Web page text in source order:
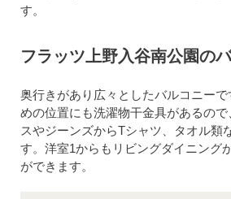
す。
フラッツ上野入谷南公園の
奥行きがあり広々としたバルコニー
めの位置にも洗濯物干金具があるの
スやジーンズからTシャツ、タオル類
す。洋室1からもリビングダイニング
ができます。